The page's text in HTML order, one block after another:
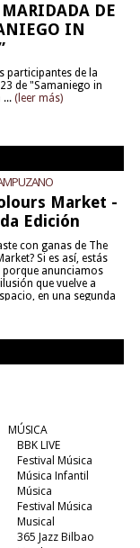
DE
IN
participantes de la
de "Samaniego in
... (leer más)
Market -
Edición
con ganas de The
Si es así, estás
porque anunciamos
que vuelve a
en una segunda
MÚSICA
BBK LIVE
Festival Música
Música Infantil
Música
Festival Música
Musical
365 Jazz Bilbao